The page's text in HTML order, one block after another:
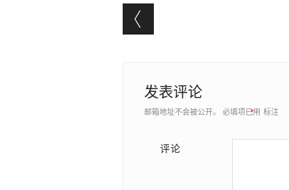
Post navigation
发表评论
邮箱地址不会被公开。 必填项已用
* 标注
评论